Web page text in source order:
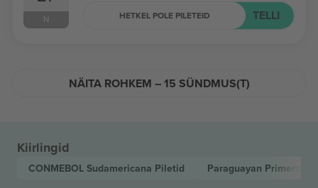
N HETKEL POLE PILETEID TELLI
NÄITA ROHKEM – 15 SÜNDMUS(T)
Kiirlingid
CONMEBOL Sudamericana Piletid Paraguayan Primera